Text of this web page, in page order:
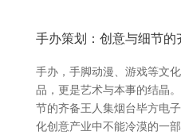
手办策划：创意与细节的
手办，手脚动漫、游戏等文
品，更是艺术与本事的结晶
节的齐备王人集烟台毕方电
化创意产业中不能冷漠的一